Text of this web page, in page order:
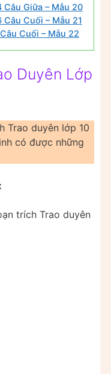
Câu Giữa – Mẫu 20
Câu Cuối – Mẫu 21
Cuối – Mẫu 22
Duyên Lớp
Trao duyên lớp 10
có được những
trích Trao duyên